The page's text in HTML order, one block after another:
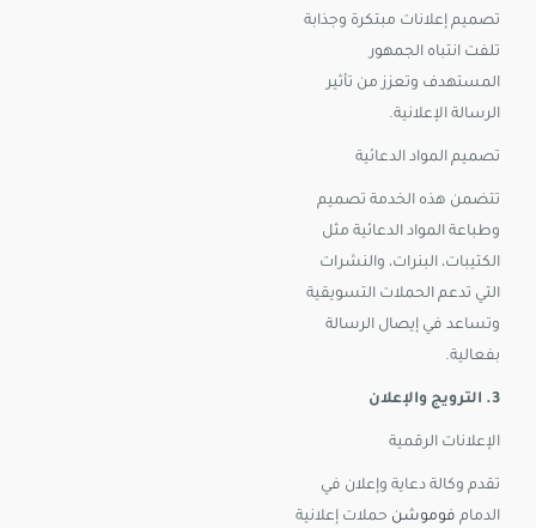
تصميم إعلانات مبتكرة وجذابة
تلفت انتباه الجمهور
المستهدف وتعزز من تأثير
الرسالة الإعلانية.
تصميم المواد الدعائية
تتضمن هذه الخدمة تصميم
وطباعة المواد الدعائية مثل
الكتيبات، البنرات، والنشرات
التي تدعم الحملات التسويقية
وتساعد في إيصال الرسالة
بفعالية.
3. الترويج والإعلان
الإعلانات الرقمية
تقدم وكالة دعاية وإعلان في
الدمام فوموشن حملات إعلانية